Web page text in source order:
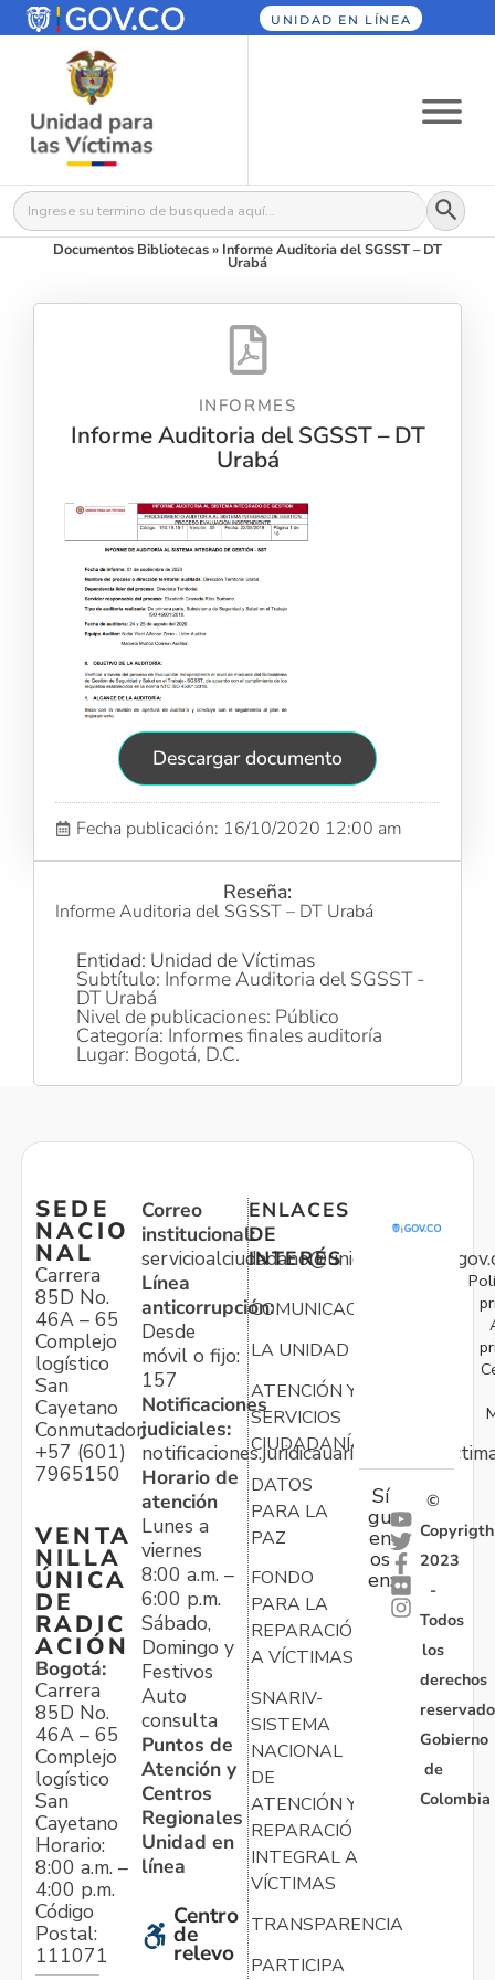
UNIDAD EN LÍNEA
Buscar: Botón
Documentos Bibliotecas» Informe Auditoria del SGSST – DT
Urabá
INFORMES
Informe Auditoria del SGSST – DT
Urabá
Descargar documento
Fecha publicación: 16/10/2020 12:00 am
Reseña:
Informe Auditoria del SGSST – DT Urabá
Entidad: Unidad de Víctimas
Subtítulo: Informe Auditoria del SGSST -
DT Urabá
Nivel de publicaciones: Público
Categoría: Informes finales auditoría
Lugar: Bogotá, D.C.
SEDE
NACIO
NAL
Carrera
85D No.
46A – 65
Complejo
logístico
San
Cayetano
Conmutador:
+57 (601)
7965150
VENTA
NILLA
ÚNICA
DE
RADIC
ACIÓN
Bogotá:
Carrera
85D No.
46A – 65
Complejo
logístico
San
Cayetano
Horario:
8:00 a.m. –
4:00 p.m.
Código
Postal:
111071
Correo
institucional:
Línea
anticorrupción:
Desde
móvil o fijo:
157
Notificaciones
judiciales:
Horario de
atención
Lunes a
viernes
8:00 a.m. –
6:00 p.m.
Sábado,
Domingo y
Festivos
Auto
consulta
Puntos de
Atención y
Centros
Regionales
Unidad en
línea
Centro
de
relevo
ENLACES
DE
INTERÉS
COMUNICACIONES
LA UNIDAD
ATENCIÓN Y
SERVICIOS
CIUDADANÍA
DATOS
PARA LA
PAZ
FONDO
PARA LA
REPARACIÓN
A VÍCTIMAS
SNARIV-
SISTEMA
NACIONAL
DE
ATENCIÓN Y
REPARACIÓN
INTEGRAL A
VÍCTIMAS
TRANSPARENCIA
PARTICIPA
Sí
gu
en
os
en:
©
Copyrigth
2023
-
Todos
los
derechos
Gobierno
de
Colombia